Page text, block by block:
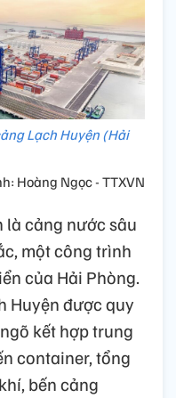
Lạch Huyện (Hải
Hoàng Ngọc - TTXVN
là cảng nước sâu
một công trình
của Hải Phòng.
Huyện được quy
kết hợp trung
container, tổng
bến cảng